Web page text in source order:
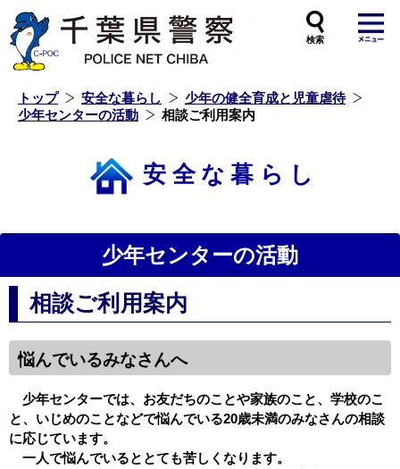
トップ 安全な暮らし
少年の健全育成と児童虐待
少年センターの活動
相談ご利用案内
安全な暮らし
少年センターの活動
相談ご利用案内
悩んでいるみなさんへ
少年センターでは、お友だちのことや家族のこと、学校のこ
と、いじめのことなどで悩んでいる20歳未満のみなさんの相談
に応じています。
一人で悩んでいるととても苦しくなります。